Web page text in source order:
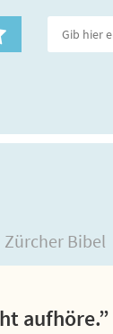
Zürcher Bibel
aufhöre.”